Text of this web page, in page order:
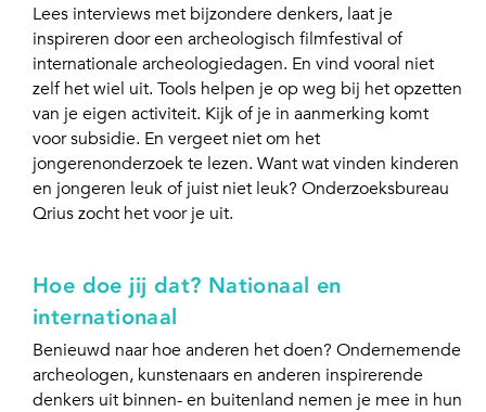
Lees interviews met bijzondere denkers, laat je
inspireren door een archeologisch filmfestival of
internationale archeologiedagen. En vind vooral niet
zelf het wiel uit. Tools helpen je op weg bij het opzetten
van je eigen activiteit. Kijk of je in aanmerking komt
voor subsidie. En vergeet niet om het
jongerenonderzoek te lezen. Want wat vinden kinderen
en jongeren leuk of juist niet leuk? Onderzoeksbureau
Qrius zocht het voor je uit.
Hoe doe jij dat? Nationaal en
internationaal
Benieuwd naar hoe anderen het doen? Ondernemende
archeologen, kunstenaars en anderen inspirerende
denkers uit binnen- en buitenland nemen je mee in hun